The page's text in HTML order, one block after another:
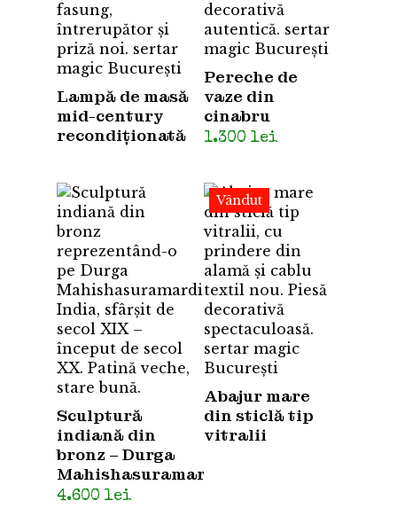
Lampă de masă
mid-century
recondiționată
Pereche de
vaze din
cinabru
1.300lei
Sculptură
indiană din
bronz – Durga
Mahishasuramardini
4.600 lei
Vândut
Abajur mare
din sticlă tip
vitralii